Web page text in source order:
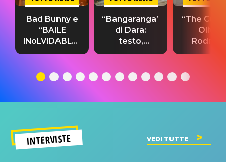
Bad Bunny e
“BAILE
INoLVIDABLE”:
testo,
significato
“Bangaranga”
di Dara:
testo,
traduzione e
del singolo
“The
Olivia
testo,
INTERVISTE VEDI TUTTE